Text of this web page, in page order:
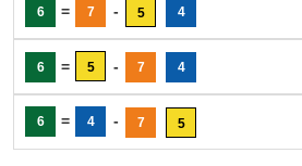
6 = 7 - 5 4
6 = 5 - 7 4
6 = 4 - 7 5